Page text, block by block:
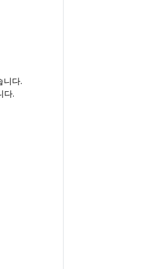
니다.
다.